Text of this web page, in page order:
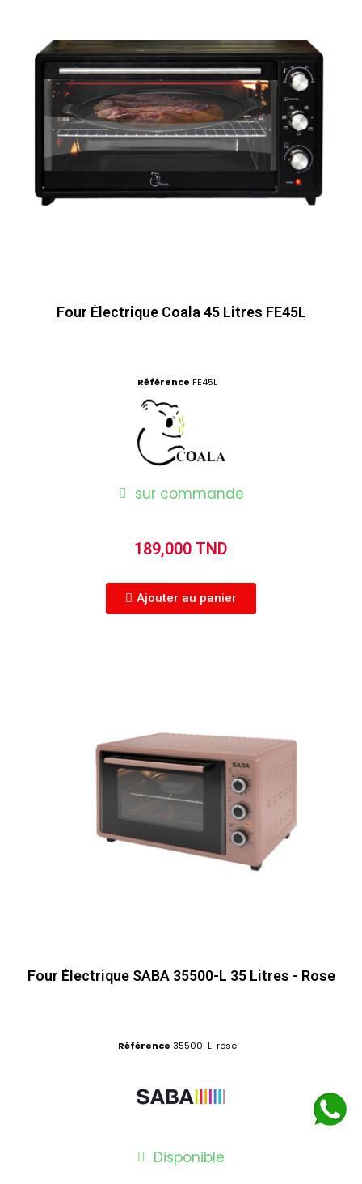
Four Électrique Coala 45 Litres FE45L
Référence FE45L
sur commande
189,000 TND
Ajouter au panier
Four Électrique SABA 35500-L 35 Litres - Rose
Référence 35500-L-rose
Disponible